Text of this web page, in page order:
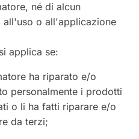
né di alcun
o all'applicazione
applica se:
ha riparato e/o
personalmente i prodotti
o li ha fatti riparare e/o
da terzi;